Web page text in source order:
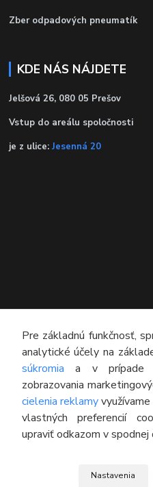
Zber odpadových pneumatík
KDE NÁS NÁJDETE
Jelšová 26, 080 05 Prešov
Vstup do areálu spoločnosti
je z ulice: Jesenná 20
KONTAKT
Technický poradca
0948 609 608
(Po-Pia, 8:00-16:30)
info@pneumatikyaprotektory.sk
Pre základnú funkčnosť,
analytické účely na
súkromia a v prípade
zobrazovania
cielenia reklamy
vlastných preferencií
upraviť odkazom v spodnej
Nastavenia